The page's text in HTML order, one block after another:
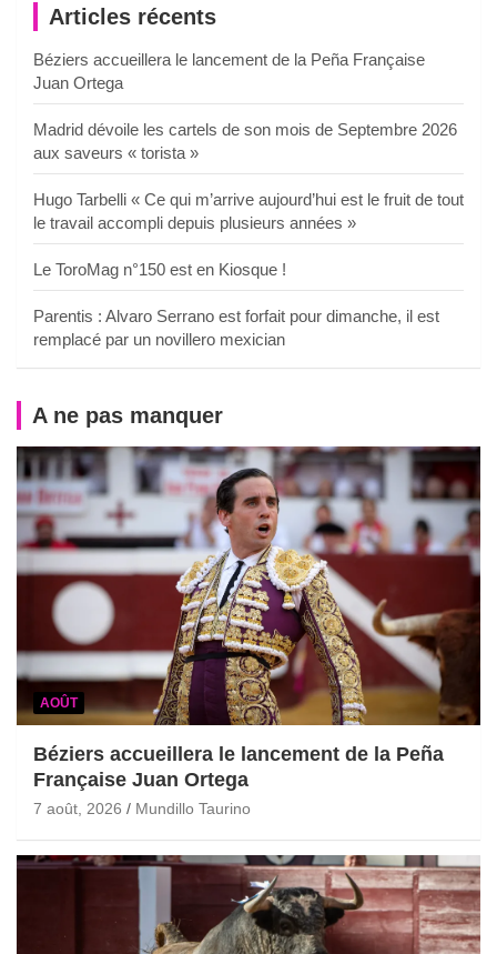
Articles récents
Béziers accueillera le lancement de la Peña Française
Juan Ortega
Madrid dévoile les cartels de son mois de Septembre 2026
aux saveurs « torista »
Hugo Tarbelli « Ce qui m’arrive aujourd’hui est le fruit de tout
le travail accompli depuis plusieurs années »
Le ToroMag n°150 est en Kiosque !
Parentis : Alvaro Serrano est forfait pour dimanche, il est
remplacé par un novillero mexician
A ne pas manquer
AOÛT
Béziers accueillera le lancement de la Peña
Française Juan Ortega
7 août, 2026 Mundillo Taurino